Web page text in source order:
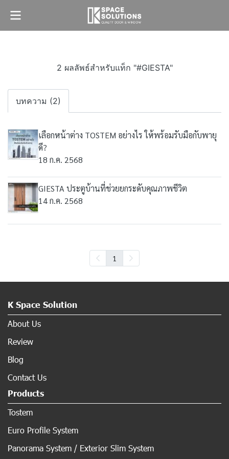
2 ผลลัพธ์สำหรับแท็ก "#GIESTA"
บทความ (2)
เลือกหน้าต่าง TOSTEM อย่างไร ให้พร้อมรับมือกับพายุ
ดี?
18 ก.ค. 2568
GIESTA ประตูบ้านที่ช่วยยกระดับคุณภาพชีวิต
14 ก.ค. 2568
1
K Space Solution
About Us
Review
Blog
Contact Us
Products
Tostem
Euro Profile System
Panorama System / Exterior Slim System